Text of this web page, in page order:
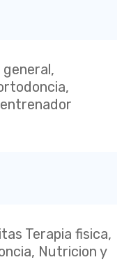
Terapia fisica,
Nutricion y